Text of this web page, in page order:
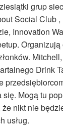
grup
Social Club
Innovation
Drink
Mogą tu
nikt nie
usług.